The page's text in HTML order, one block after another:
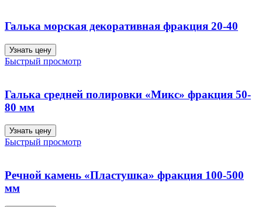
Галька морская декоративная фракция 20-40
Узнать цену
Быстрый просмотр
Галька средней полировки «Микс» фракция 50-
80 мм
Узнать цену
Быстрый просмотр
Речной камень «Пластушка» фракция 100-500
мм